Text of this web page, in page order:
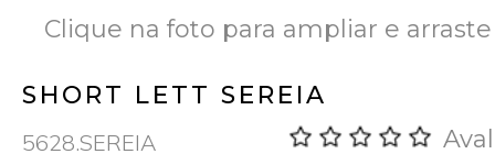
Clique na foto para ampliar e
SHORT LETT SEREIA
5628.SEREIA